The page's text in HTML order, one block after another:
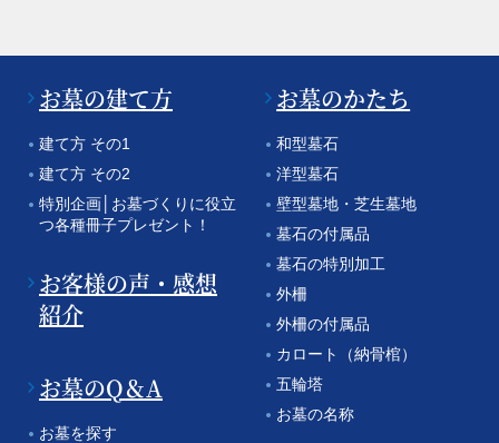
お墓の建て方
建て方 その1
建て方 その2
特別企画│お墓づくりに役立
つ各種冊子プレゼント！
お客様の声・感想
紹介
お墓のQ＆A
お墓を探す
お墓のかたち
和型墓石
洋型墓石
壁型墓地・芝生墓地
墓石の付属品
墓石の特別加工
外柵
外柵の付属品
カロート（納骨棺）
五輪塔
お墓の名称